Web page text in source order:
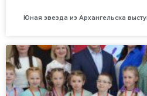
Юная звезда из Архангельска